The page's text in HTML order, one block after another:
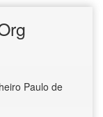
Paulo de